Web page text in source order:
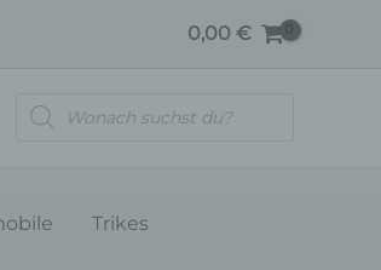
0,00 €
Products
search
Trikes